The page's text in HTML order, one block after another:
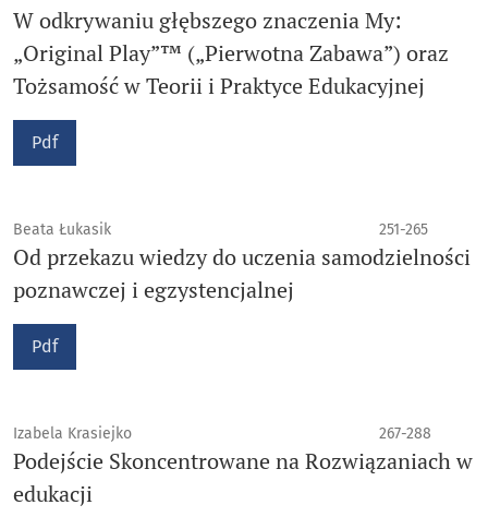
W odkrywaniu głębszego znaczenia My:
„Original Play”™ („Pierwotna Zabawa”) oraz
Tożsamość w Teorii i Praktyce Edukacyjnej
Pdf
Beata Łukasik 251-265
Od przekazu wiedzy do uczenia samodzielności
poznawczej i egzystencjalnej
Pdf
Izabela Krasiejko 267-288
Podejście Skoncentrowane na Rozwiązaniach w
edukacji